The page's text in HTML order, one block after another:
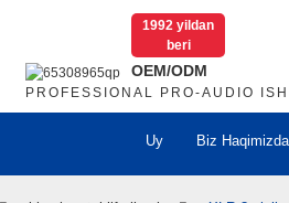
1992 yildan
beri
OEM/ODM
PROFESSIONAL PRO-AUDIO
Uy Biz Haqimizda